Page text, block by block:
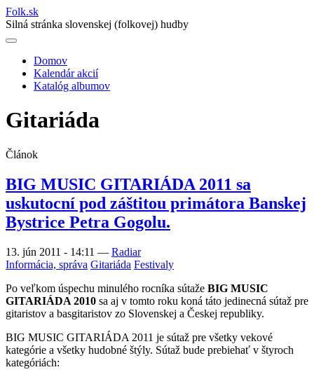
Folk.sk
Silná stránka slovenskej (folkovej) hudby
Main
navigation
Domov
Kalendár akcií
Katalóg albumov
Gitariáda
Článok
BIG MUSIC GITARIÁDA 2011 sa
uskutocní pod záštitou primátora Banskej
Bystrice Petra Gogolu.
13. jún 2011 - 14:11 — Radiar
Informácia, správa Gitariáda Festivaly
Po veľkom úspechu minulého rocníka sútaže BIG MUSIC
GITARIÁDA 2010 sa aj v tomto roku koná táto jedinecná sútaž pre
gitaristov a basgitaristov zo Slovenskej a Českej republiky.
BIG MUSIC GITARIÁDA 2011 je sútaž pre všetky vekové
kategórie a všetky hudobné štýly. Sútaž bude prebiehať v štyroch
kategóriách: